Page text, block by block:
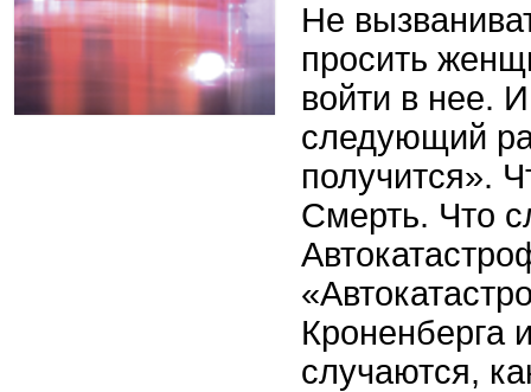
Не
просить
войти в нее.
следующий
получится».
Смерть. Что
Кроненберга
случаются,